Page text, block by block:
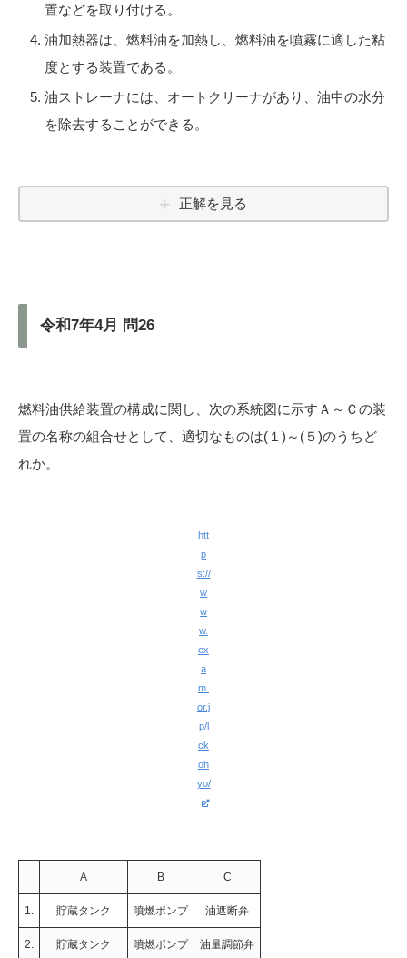
置などを取り付ける。
油加熱器は、燃料油を加熱し、燃料油を噴霧に適した粘
度とする装置である。
油ストレーナには、オートクリーナがあり、油中の水分
を除去することができる。
正解を見る
令和7年4月 問26
燃料油供給装置の構成に関し、次の系統図に示すＡ～Ｃの装
置の名称の組合せとして、適切なものは(１)～(５)のうちど
れか。
htt
p
s://
w
w
w.
ex
a
m.
or.j
p/l
ck
oh
yo/
A B C
1. 貯蔵タンク 噴燃ポンプ 油遮断弁
2. 貯蔵タンク 噴燃ポンプ 油量調節弁